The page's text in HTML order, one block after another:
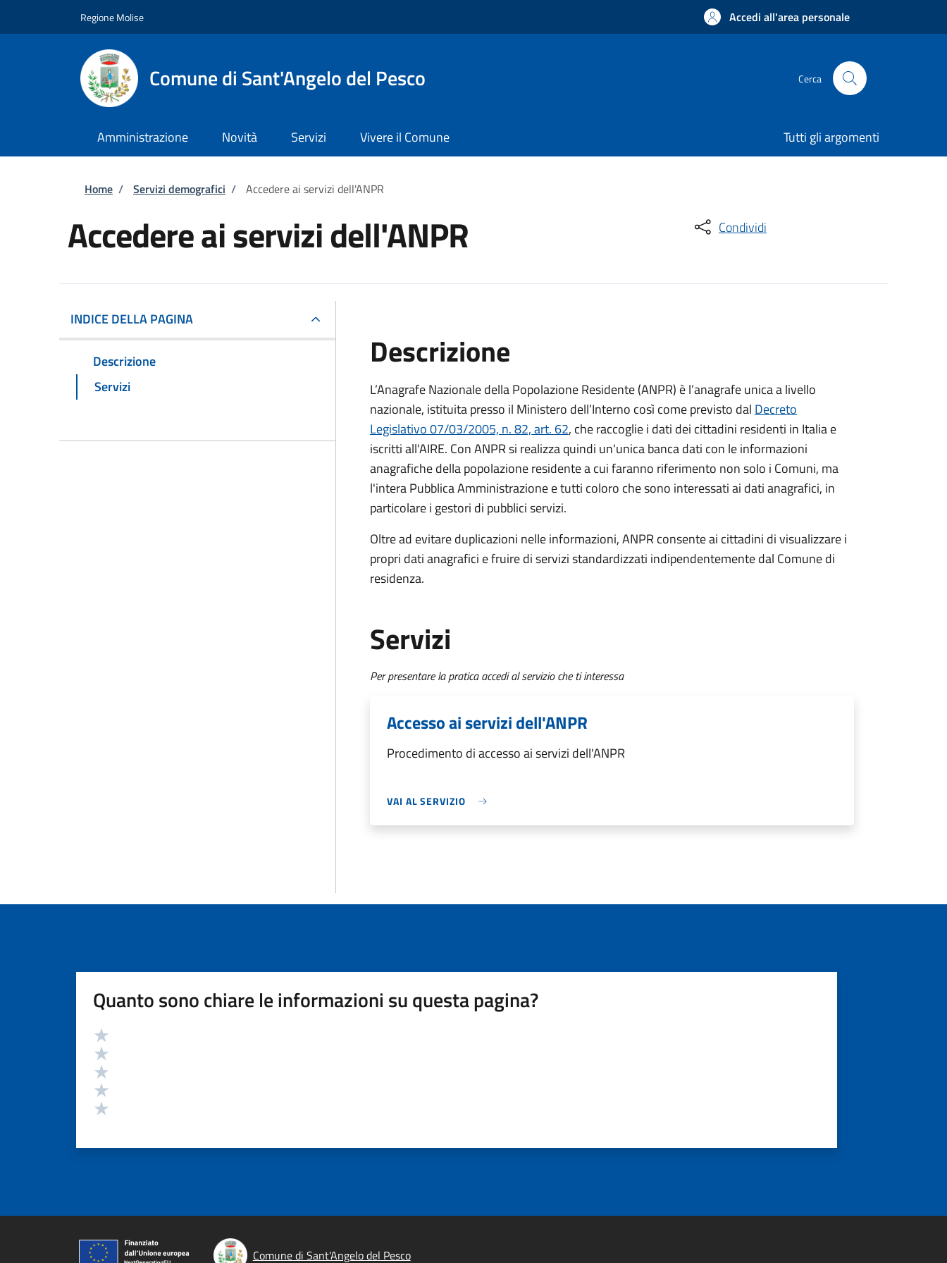
Regione Molise Accedi all'area personale
Comune di Sant'Angelo del Pesco Cerca
Amministrazione Novità Servizi Vivere il Comune Tutti gli argomenti
Briciole di pane
Home / Servizi demografici / Accedere ai servizi dell'ANPR
Accedere ai servizi dell'ANPR Condividi
INDICE DELLA PAGINA
Descrizione
Servizi
Descrizione
L’Anagrafe Nazionale della Popolazione Residente (ANPR) è l’anagrafe unica a livello
nazionale, istituita presso il Ministero dell’Interno così come previsto dal Decreto
Legislativo 07/03/2005, n. 82, art. 62, che raccoglie i dati dei cittadini residenti in Italia e
iscritti all'AIRE. Con ANPR si realizza quindi un'unica banca dati con le informazioni
anagrafiche della popolazione residente a cui faranno riferimento non solo i Comuni, ma
l'intera Pubblica Amministrazione e tutti coloro che sono interessati ai dati anagrafici, in
particolare i gestori di pubblici servizi.
Oltre ad evitare duplicazioni nelle informazioni, ANPR consente ai cittadini di visualizzare i
propri dati anagrafici e fruire di servizi standardizzati indipendentemente dal Comune di
residenza.
Servizi
Per presentare la pratica accedi al servizio che ti interessa
Accesso ai servizi dell'ANPR
Procedimento di accesso ai servizi dell'ANPR
VAI AL SERVIZIO
Quanto sono chiare le informazioni su questa pagina?
Valutazione
Comune di Sant'Angelo del Pesco